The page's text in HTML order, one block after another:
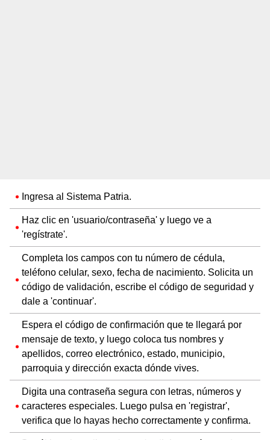
Ingresa al Sistema Patria.
Haz clic en 'usuario/contraseña' y luego ve a
'regístrate'.
Completa los campos con tu número de cédula,
teléfono celular, sexo, fecha de nacimiento. Solicita un
código de validación, escribe el código de seguridad y
dale a 'continuar'.
Espera el código de confirmación que te llegará por
mensaje de texto, y luego coloca tus nombres y
apellidos, correo electrónico, estado, municipio,
parroquia y dirección exacta dónde vives.
Digita una contraseña segura con letras, números y
caracteres especiales. Luego pulsa en 'registrar',
verifica que lo hayas hecho correctamente y confirma.